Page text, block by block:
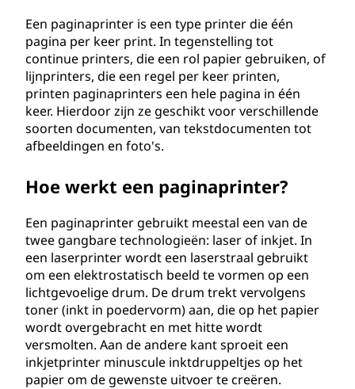
Een paginaprinter is een type printer die één
pagina per keer print. In tegenstelling tot
continue printers, die een rol papier gebruiken, of
lijnprinters, die een regel per keer printen,
printen paginaprinters een hele pagina in één
keer. Hierdoor zijn ze geschikt voor verschillende
soorten documenten, van tekstdocumenten tot
afbeeldingen en foto's.
Hoe werkt een paginaprinter?
Een paginaprinter gebruikt meestal een van de
twee gangbare technologieën: laser of inkjet. In
een laserprinter wordt een laserstraal gebruikt
om een elektrostatisch beeld te vormen op een
lichtgevoelige drum. De drum trekt vervolgens
toner (inkt in poedervorm) aan, die op het papier
wordt overgebracht en met hitte wordt
versmolten. Aan de andere kant sproeit een
inkjetprinter minuscule inktdruppeltjes op het
papier om de gewenste uitvoer te creëren.